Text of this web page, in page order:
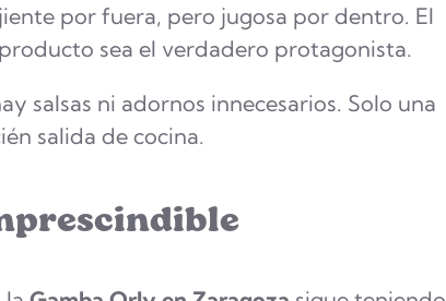
por fuera, pero jugosa por dentro. El
sea el verdadero protagonista.
salsas ni adornos innecesarios. Solo una
salida de cocina.